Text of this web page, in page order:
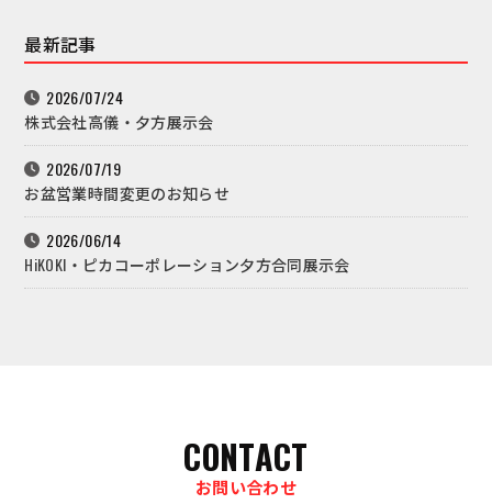
最新記事
2026/07/24
株式会社高儀・夕方展示会
2026/07/19
お盆営業時間変更のお知らせ
2026/06/14
HiKOKI・ピカコーポレーション夕方合同展示会
CONTACT
お問い合わせ